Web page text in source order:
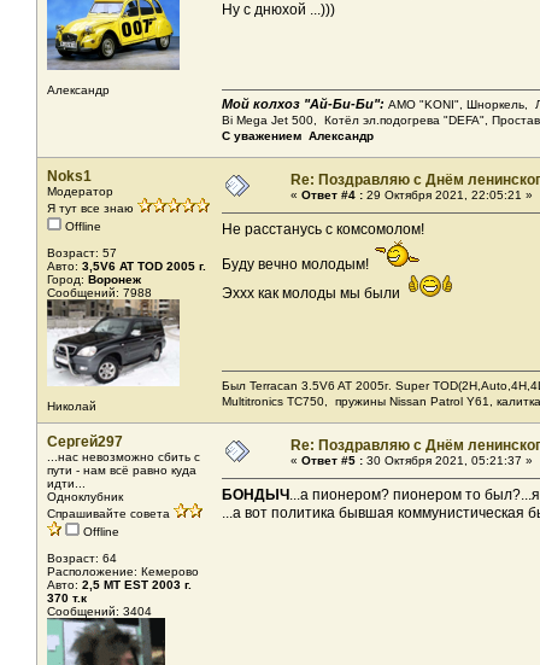
Александр
Ну с днюхой ...)))
Мой колхоз "Ай-Би-Би": АМО "KONI", Шноркель,
Bi Mega Jet 500, Котёл эл.подогрева "DEFA",
С уважением Александр
Noks1
Модератор
Я тут все знаю
Offline
Возраст: 57
Авто: 3,5V6 AT TOD 2005 г.
Город: Воронеж
Сообщений: 7988
Николай
Re: Поздравляю с Днём
« Ответ #4 : 29 Октября 2021, 22:05:21 »
Не расстанусь с комсомолом!
Буду вечно молодым!
Эххх как молоды мы были
Был Terracan 3.5V6 AT 2005г. Super
Мultitronics TC750, пружины Nissan Patrol Y61, калитка
Сергей297
...нас невозможно сбить с
пути - нам всё равно куда
идти...
Одноклубник
Спрашивайте совета
Offline
Возраст: 64
Расположение: Кемерово
Авто: 2,5 МТ EST 2003 г.
370 т.к
Сообщений: 3404
Re: Поздравляю с Днём
« Ответ #5 : 30 Октября 2021, 05:21:37 »
БОНДЫЧ ...а пионером? пионером то
...а вот политика бывшая коммунистическая